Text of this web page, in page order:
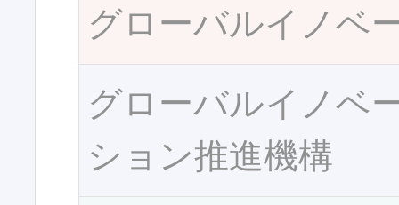
グローバルイノベ
グローバルイノベ
ション推進機構